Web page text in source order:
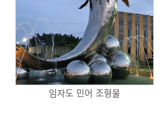
임자도 민어 조형물